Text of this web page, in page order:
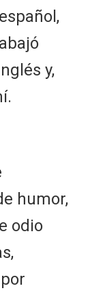
y,
humor,
odio